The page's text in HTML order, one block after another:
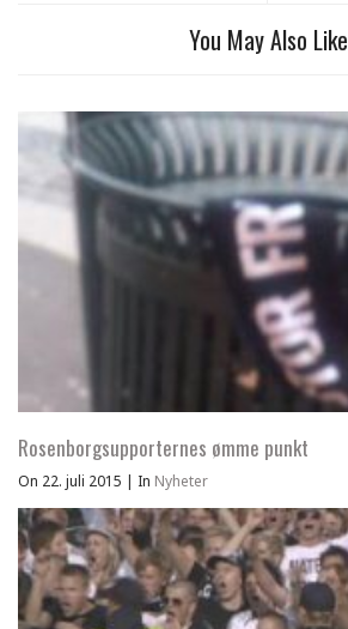
You May Also Like
Rosenborgsupporternes ømme punkt
On 22. juli 2015 | In Nyheter